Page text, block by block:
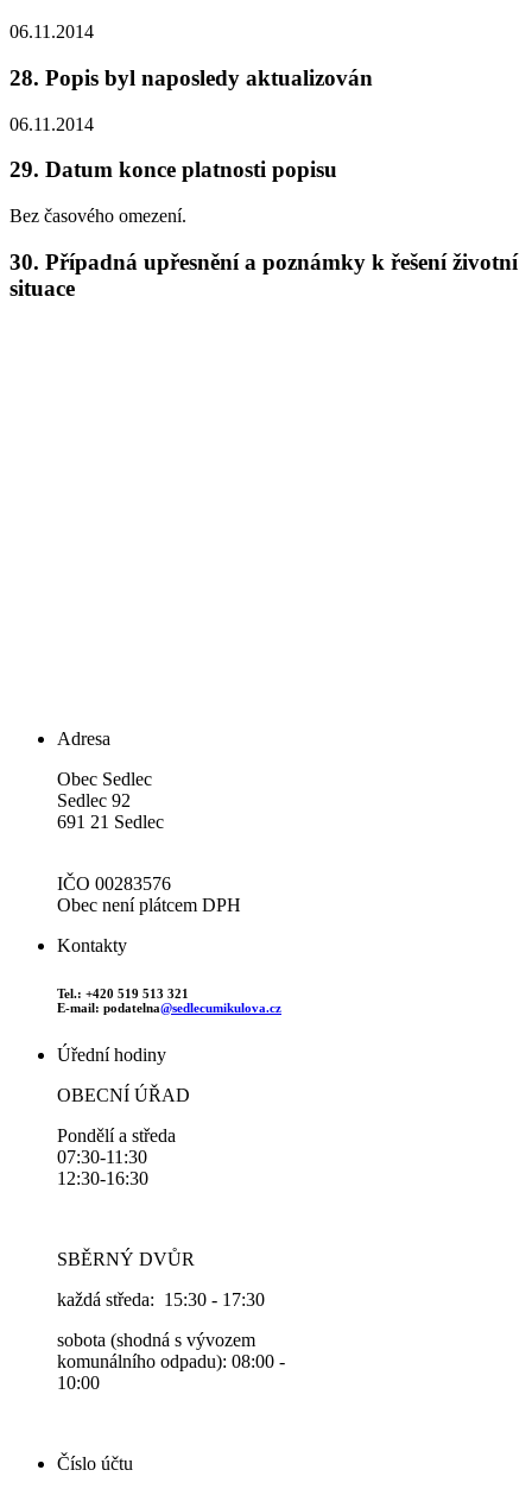
06.11.2014
28. Popis byl naposledy aktualizován
06.11.2014
29. Datum konce platnosti popisu
Bez časového omezení.
30. Případná upřesnění a poznámky k řešení životní
situace
Adresa
Obec Sedlec
Sedlec 92
691 21 Sedlec
IČO 00283576
Obec není plátcem DPH
Kontakty
Tel.: +420 519 513 321
E-mail: podatelna@sedlecumikulova.cz
Úřední hodiny
OBECNÍ ÚŘAD
Pondělí a středa
07:30-11:30
12:30-16:30
SBĚRNÝ DVŮR
každá středa: 15:30 - 17:30
sobota (shodná s vývozem
komunálního odpadu): 08:00 -
10:00
Číslo účtu